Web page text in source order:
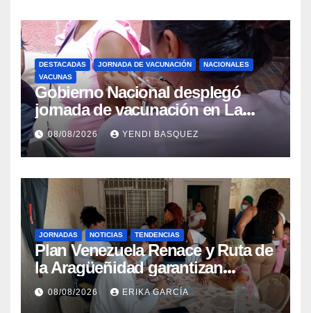
DESTACADAS JORNADA DE VACUNACIÓN
NACIONALES
VACUNAS
Gobierno Nacional desplegó
jornada de vacunación en La
Guaira para garantizar protección
epidemiológica
08/08/2026 YENDI BASQUEZ
JORNADAS NOTICIAS TENDENCIAS
Plan Venezuela Renace y Ruta de
la Aragüeñidad garantizan
atención médica integral en
Aragua
08/08/2026 ERIKA GARCÍA